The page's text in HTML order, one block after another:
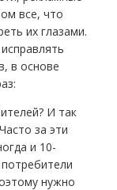
все, что
их глазами.
в основе
И так
за эти
и 10-
нужно